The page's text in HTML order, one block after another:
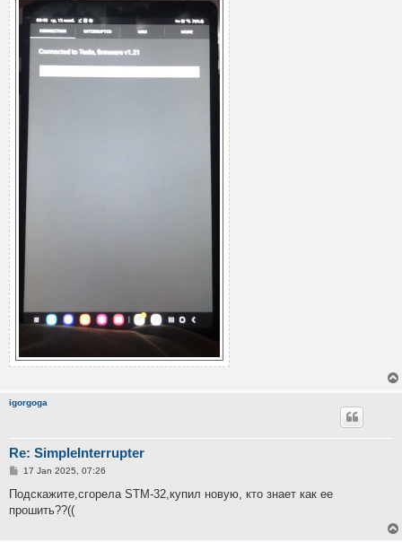
igorgoga
Re: SimpleInterrupter
P
s
17 Jan 2025, 07:26
Подскажите,сгорела STM-32,купил новую, кто знает как ее
прошить??((